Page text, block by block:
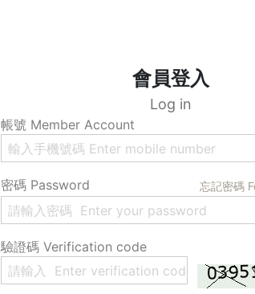
會員登入
Log in
帳號 Member Account
密碼 Password 忘記密碼
驗證碼 Verification code